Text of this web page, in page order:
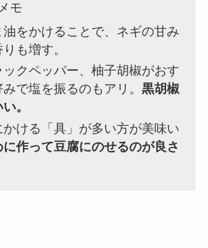
モ
をかけることで、ネギの甘み
も増す。
クペッパー、柚子胡椒がおす
で塩を振るのもアリ。 黒胡椒
。
かける「具」が多い方が美味い
に作って豆腐にのせるのが良さ